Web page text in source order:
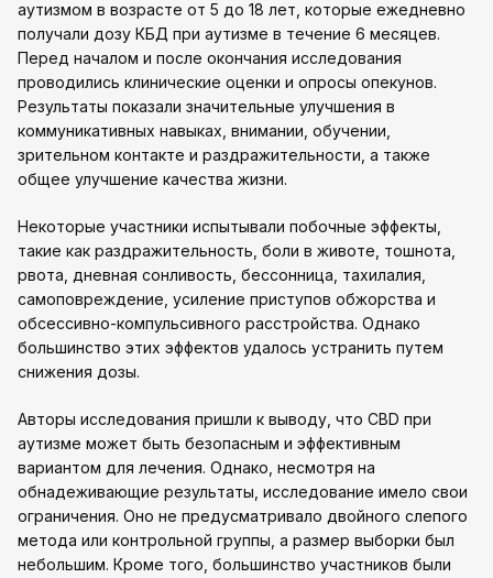
аутизмом в возрасте от 5 до 18 лет, которые ежедневно
получали дозу КБД при аутизме в течение 6 месяцев.
Перед началом и после окончания исследования
проводились клинические оценки и опросы опекунов.
Результаты показали значительные улучшения в
коммуникативных навыках, внимании, обучении,
зрительном контакте и раздражительности, а также
общее улучшение качества жизни.
Некоторые участники испытывали побочные эффекты,
такие как раздражительность, боли в животе, тошнота,
рвота, дневная сонливость, бессонница, тахилалия,
самоповреждение, усиление приступов обжорства и
обсессивно-компульсивного расстройства. Однако
большинство этих эффектов удалось устранить путем
снижения дозы.
Авторы исследования пришли к выводу, что CBD при
аутизме может быть безопасным и эффективным
вариантом для лечения. Однако, несмотря на
обнадеживающие результаты, исследование имело свои
ограничения. Оно не предусматривало двойного слепого
метода или контрольной группы, а размер выборки был
небольшим. Кроме того, большинство участников были